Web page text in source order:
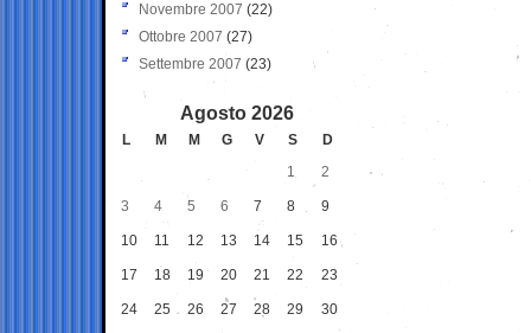
Novembre 2007 (22)
Ottobre 2007 (27)
Settembre 2007 (23)
Agosto 2026
L M M G V S
D
1
2
3 4 5 6 7 8 9
10 11 12 13 14 15 16
17 18 19 20 21 22 23
24 25 26 27 28 29 30